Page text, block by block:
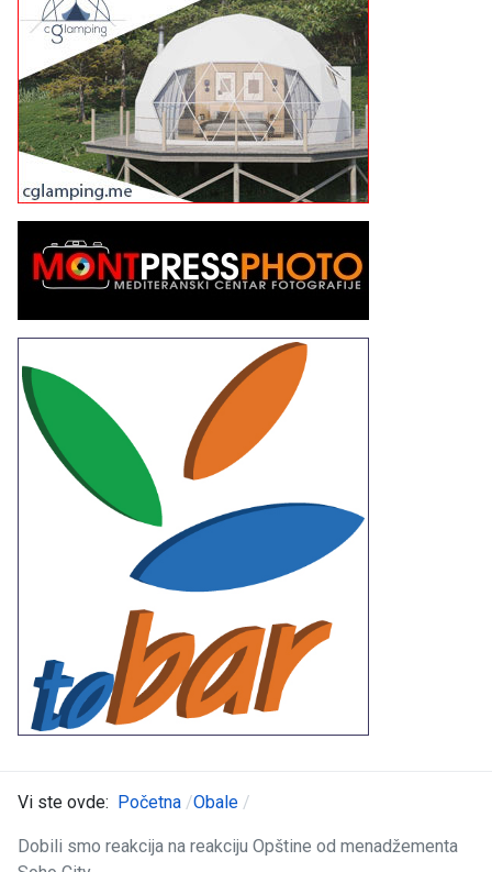
Vi ste ovde: Početna Obale
Dobili smo reakcija na reakciju Opštine od menadžementa